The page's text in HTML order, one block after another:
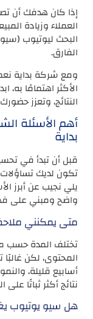
إذا كان هدفك أن
العملاء وزيادة
البحث ليوتيوب
الفارق.
ومع شركة بداية
الأكثر اهتمامًا
النتائج، وتعزز
أهم الأسئلة
بداية
قبل أن تبدأ في
تكون لديك تساؤلات
يلي نجيب عن أبرز
واضح ومبني على
متى يمكنني
تختلف المدة حسب
المحتوى، لكن غالبًا
أسابيع قليلة،
نتائج أكثر ثباتًا
هل سيو يوتيوب